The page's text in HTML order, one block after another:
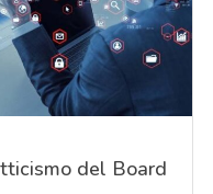
del Board